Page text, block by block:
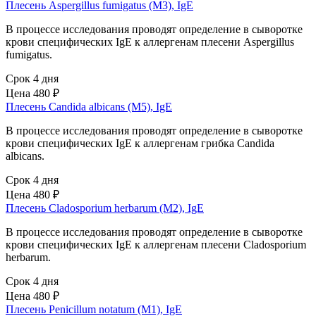
Плесень Aspergillus fumigatus (M3), IgE
В процессе исследования проводят определение в сыворотке
крови специфических IgE к аллергенам плесени Aspergillus
fumigatus.
Срок 4 дня
Цена 480 ₽
Плесень Candida albicans (M5), IgE
В процессе исследования проводят определение в сыворотке
крови специфических IgE к аллергенам грибка Candida
albicans.
Срок 4 дня
Цена 480 ₽
Плесень Cladosporium herbarum (M2), IgE
В процессе исследования проводят определение в сыворотке
крови специфических IgE к аллергенам плесени Cladosporium
herbarum.
Срок 4 дня
Цена 480 ₽
Плесень Penicillum notatum (M1), IgE